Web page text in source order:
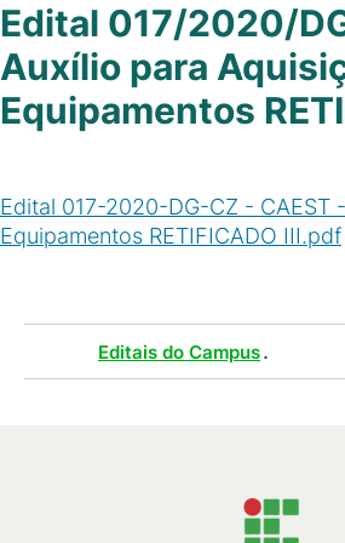
Edital 017/2020/
Auxílio para
Equipamentos
Edital 017-2020-DG-CZ - CAEST
Equipamentos RETIFICADO III.pdf
Editais do Campus.